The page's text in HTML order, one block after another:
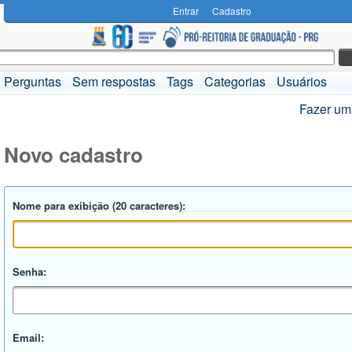
Entrar Cadastro
Perguntas Sem respostas Tags Categorias
Usuários
Fazer
Novo cadastro
Nome para exibição (20 caracteres):
Senha:
Email: